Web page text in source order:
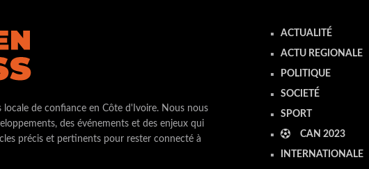
de confiance en Côte d'Ivoire. Nous nous
des événements et des enjeux qui
précis et pertinents pour rester connecté à
ACTUALITÉ
ACTU REGIONALE
POLITIQUE
SOCIETÉ
SPORT
CAN 2023
INTERNATIONALE